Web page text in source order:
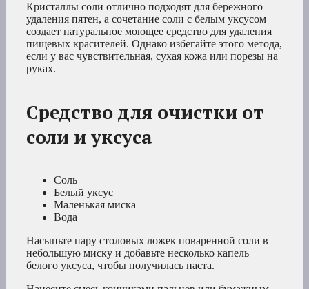
Кристаллы соли отлично подходят для бережного
удаления пятен, а сочетание соли с белым уксусом
создает натуральное моющее средство для удаления
пищевых красителей. Однако избегайте этого метода,
если у вас чувствительная, сухая кожа или порезы на
руках.
Средство для очистки от
соли и уксуса
Соль
Белый уксус
Маленькая миска
Вода
Насыпьте пару столовых ложек поваренной соли в
небольшую миску и добавьте несколько капель
белого уксуса, чтобы получилась паста.